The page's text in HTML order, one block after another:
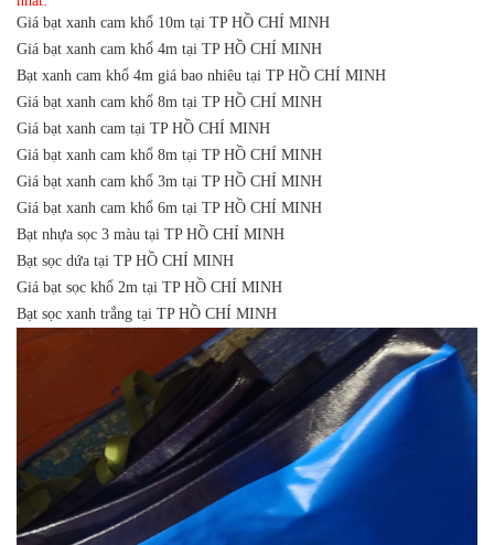
Giá bạt xanh cam khổ 10m tại TP HỒ CHÍ MINH
Giá bạt xanh cam khổ 4m tại TP HỒ CHÍ MINH
Bạt xanh cam khổ 4m giá bao nhiêu tại TP HỒ CHÍ MINH
Giá bạt xanh cam khổ 8m tại TP HỒ CHÍ MINH
Giá bạt xanh cam tại TP HỒ CHÍ MINH
Giá bạt xanh cam khổ 8m tại TP HỒ CHÍ MINH
Giá bạt xanh cam khổ 3m tại TP HỒ CHÍ MINH
Giá bạt xanh cam khổ 6m tại TP HỒ CHÍ MINH
Bạt nhựa sọc 3 màu tại TP HỒ CHÍ MINH
Bạt sọc dứa tại TP HỒ CHÍ MINH
Giá bạt sọc khổ 2m tại TP HỒ CHÍ MINH
Bạt sọc xanh trắng tại TP HỒ CHÍ MINH